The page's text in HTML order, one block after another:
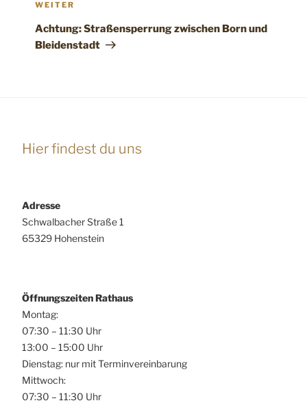
Nächster
WEITER
Achtung: Straßensperrung zwischen Born und
Bleidenstadt
Hier findest du uns
Adresse
Schwalbacher Straße 1
65329 Hohenstein
Öffnungszeiten Rathaus
Montag:
07:30 – 11:30 Uhr
13:00 – 15:00 Uhr
Dienstag: nur mit Terminvereinbarung
Mittwoch:
07:30 – 11:30 Uhr